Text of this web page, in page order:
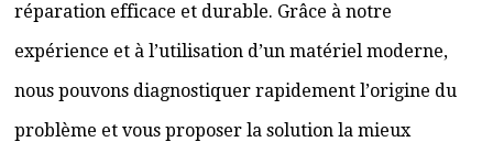
réparation efficace et durable. Grâce à notre
expérience et à l’utilisation d’un matériel moderne,
nous pouvons diagnostiquer rapidement l’origine du
problème et vous proposer la solution la mieux